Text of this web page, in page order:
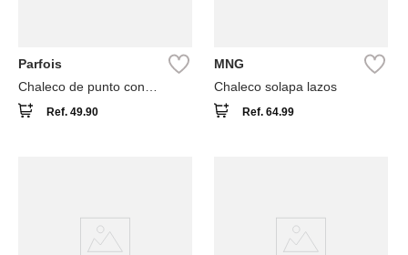
Parfois
Chaleco de punto con
botones
Ref. 49.90
MNG
Chaleco solapa lazos
Ref. 64.99